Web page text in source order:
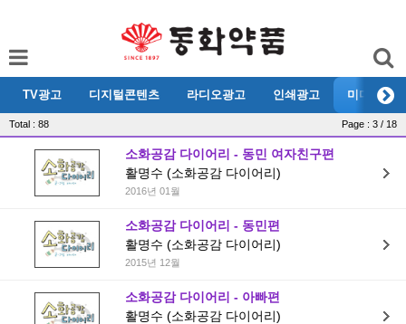
TV광고 디지털콘텐츠 라디오광고 인쇄광고 미디어리뷰
Total : 88 Page : 3 / 18
소화공감 다이어리 - 동민 여자친구편
활명수 (소화공감 다이어리)
2016년 01월
소화공감 다이어리 - 동민편
활명수 (소화공감 다이어리)
2015년 12월
소화공감 다이어리 - 아빠편
활명수 (소화공감 다이어리)